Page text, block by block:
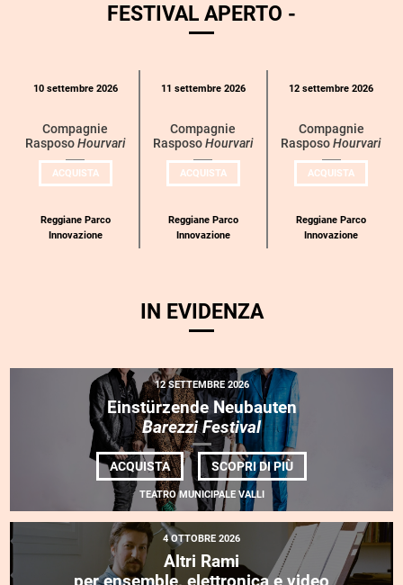
FESTIVAL APERTO -
categoria
10 settembre 2026
Compagnie
RasposoHourvari
ACQUISTAUN
BIGLIETTO
Reggiane Parco
Innovazione
11 settembre 2026
Compagnie
RasposoHourvari
ACQUISTAUN
BIGLIETTO
Reggiane Parco
Innovazione
12 settembre 2026
Compagnie
RasposoHourvari
ACQUISTAUN
BIGLIETTO
Reggiane Parco
Innovazione
IN EVIDENZA
12 SETTEMBRE 2026
Einstürzende Neubauten
Barezzi Festival
ACQUISTA SCOPRI DI PIÙDI
EINSTÜRZENDE
FESTIVAL</EM>
TEATRO MUNICIPALE VALLI
4 OTTOBRE 2026
Altri Rami